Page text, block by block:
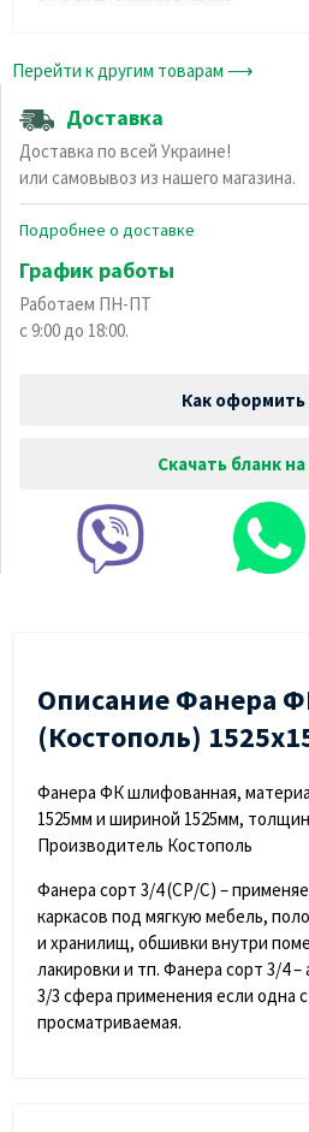
Перейти к другим товарам ⟶
Доставка
Доставка по всей Украине!
или самовывоз из нашего магазина.
Подробнее о доставке
График работы
Работаем ПН-ПТ
с 9:00 до 18:00.
Как оформить
Скачать бланк
Описание Фанера
(Костополь)
Фанера ФК шлифованная,
1525мм и шириной 1525мм,
Производитель Костополь
Фанера сорт 3/4 (СР/С) –
каркасов под мягкую мебель,
и хранилищ, обшивки внутри
лакировки и тп. Фанера сорт 3/4 –
3/3 сфера применения если одна
просматриваемая.